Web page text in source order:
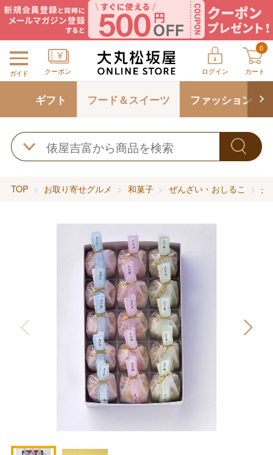
ガイド クーポン ログイン
0
カート
ギフト フード＆スイーツ ファッション
TOP お取り寄せグルメ 和菓子 ぜんざい・おしるこ